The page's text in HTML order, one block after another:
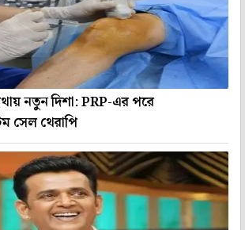
নতুন দিশা: PRP-এর পরে
সেল থেরাপি